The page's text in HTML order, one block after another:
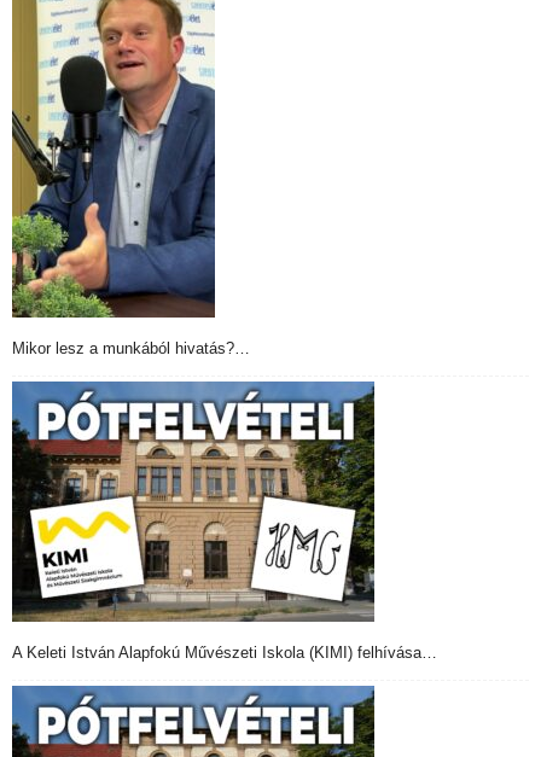
Mikor lesz a munkából hivatás?…
A Keleti István Alapfokú Művészeti Iskola (KIMI) felhívása…